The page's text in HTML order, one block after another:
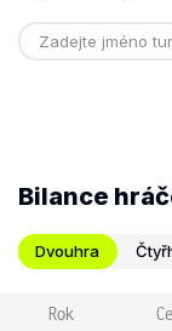
Bilance
Dvouhra
Rok